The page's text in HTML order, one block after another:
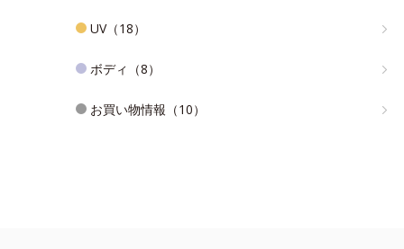
UV（18）
ボディ（8）
お買い物情報（10）